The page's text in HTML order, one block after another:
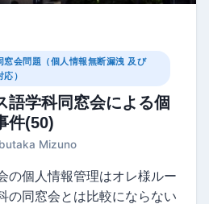
会問題（個人情報無断漏洩 及び
）
語学科同窓会による個
件(50)
Mizuno
の個人情報管理はオレ様ルー
の同窓会とは比較にならない